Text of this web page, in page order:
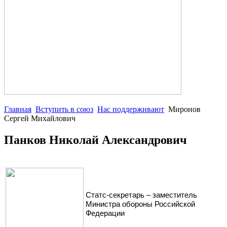
Главная Вступить в союз Нас поддерживают Миронов
Сергей Михайлович
Панков Николай Александрович
Статс-секретарь – заместитель
Министра обороны Российской
Федерации